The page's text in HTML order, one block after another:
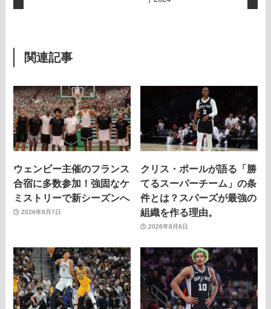
関連記事
ウェンビー主催のフランス
合宿に多数参加！強固なケ
ミストリーで新シーズンへ
2026年8月7日
クリス・ポールが語る「勝
てるスーパーチーム」の条
件とは？スパーズが最強の
組織を作る理由。
2026年8月6日